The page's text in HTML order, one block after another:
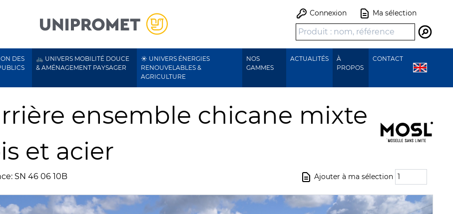
Connexion Ma sélection
DES
🚲 UNIVERS MOBILITÉ DOUCE
& AMÉNAGEMENT PAYSAGER
☀️ UNIVERS ÉNERGIES
RENOUVELABLES &
AGRICULTURE
NOS
GAMMES
ACTUALITÉS
À
PROPOS
CONTACT
ensemble chicane mixte
et acier
SN 46 06 10B Ajouter à ma sélection